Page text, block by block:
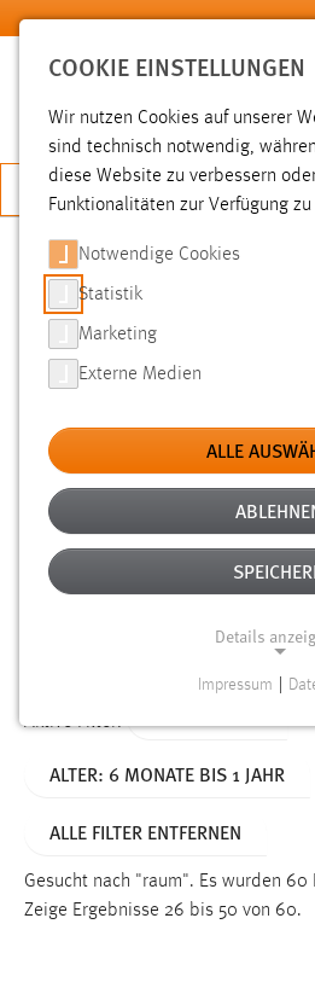
Zum Hauptinhalt springen
JETZT
SUCHE
FILTER
Typ
Erstellungsdatum
Alter
Aktive Filter:
ALTER: 6 MONATE BIS 1 JAHR
ALLE FILTER ENTFERNEN
Gesucht nach "raum". Es wurden 60
Zeige Ergebnisse 26 bis 50 von 60.
COOKIE EINSTELLUNGEN
Wir nutzen Cookies auf unserer
sind technisch notwendig,
diese Website zu verbessern
Funktionalitäten zur Verfügung
Notwendige Cookies
Statistik
Marketing
Externe Medien
ALLE
Details
Funktionen und sind für die
Name:
Impressum